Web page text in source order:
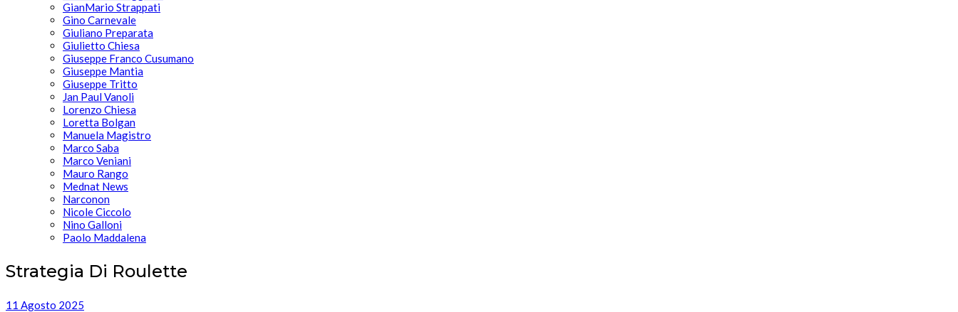
GianMario Strappati
Gino Carnevale
Giuliano Preparata
Giulietto Chiesa
Giuseppe Franco Cusumano
Giuseppe Mantia
Giuseppe Tritto
Jan Paul Vanoli
Lorenzo Chiesa
Loretta Bolgan
Manuela Magistro
Marco Saba
Marco Veniani
Mauro Rango
Mednat News
Narconon
Nicole Ciccolo
Nino Galloni
Paolo Maddalena
Strategia Di Roulette
11 Agosto 2025